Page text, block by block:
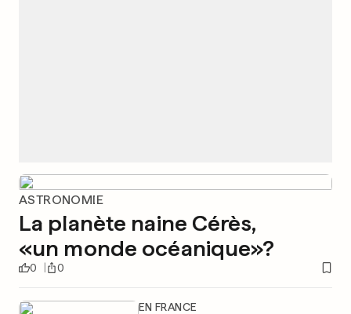
ASTRONOMIE
La planète naine Cérès,
«un monde océanique»?
0 0
EN FRANCE